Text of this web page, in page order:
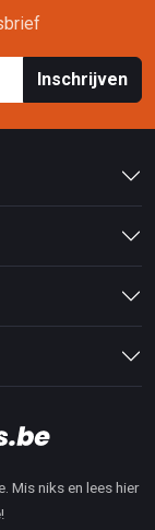
Inschrijven
Mis niks en lees hier